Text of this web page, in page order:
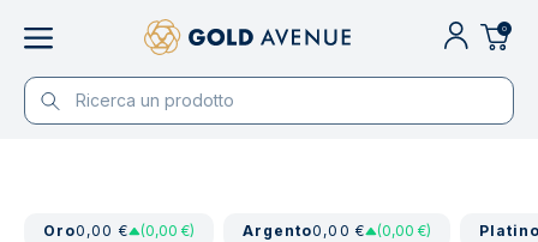
0
Oro0,00 € (0,00 €) Argento0,00 € (0,00 €)